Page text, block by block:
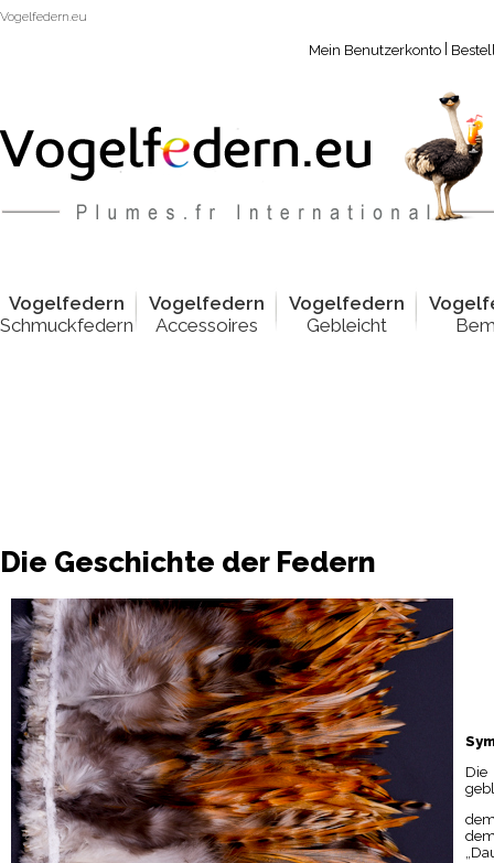
Vogelfedern.eu
Mein Benutzerkonto
Vogelfedern
Schmuckfedern
Vogelfedern
Accessoires
Vogelfedern
Gebleicht
Die Geschichte der Federn
Die